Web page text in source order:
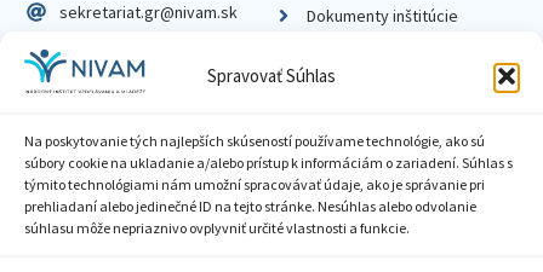
Spravovať Súhlas
Na poskytovanie tých najlepších skúseností používame technológie, ako sú
súbory cookie na ukladanie a/alebo prístup k informáciám o zariadení. Súhlas s
týmito technológiami nám umožní spracovávať údaje, ako je správanie pri
prehliadaní alebo jedinečné ID na tejto stránke. Nesúhlas alebo odvolanie
súhlasu môže nepriaznivo ovplyvniť určité vlastnosti a funkcie.
sekretariat.gr@nivam.sk
IČO: 00164348
DIČ: 2020798714
Dokumenty inštitúcie
Zásady ochrany súkromia